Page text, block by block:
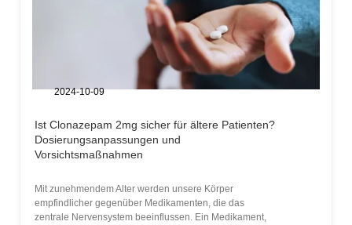
Ist Clonazepam 2mg sicher für ältere Patienten?
Dosierungsanpassungen und
Vorsichtsmaßnahmen
Mit zunehmendem Alter werden unsere Körper
empfindlicher gegenüber Medikamenten, die das
zentrale Nervensystem beeinflussen. Ein Medikament,
2024-10-09